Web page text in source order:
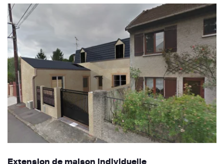
Extension de maison individuelle